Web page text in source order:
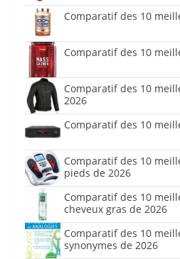
Comparatif des 10
Comparatif des 10
Comparatif des 10
2026
Comparatif des 10
Comparatif des 10
pieds de 2026
Comparatif des 10
cheveux gras de 2026
Comparatif des 10
synonymes de 2026